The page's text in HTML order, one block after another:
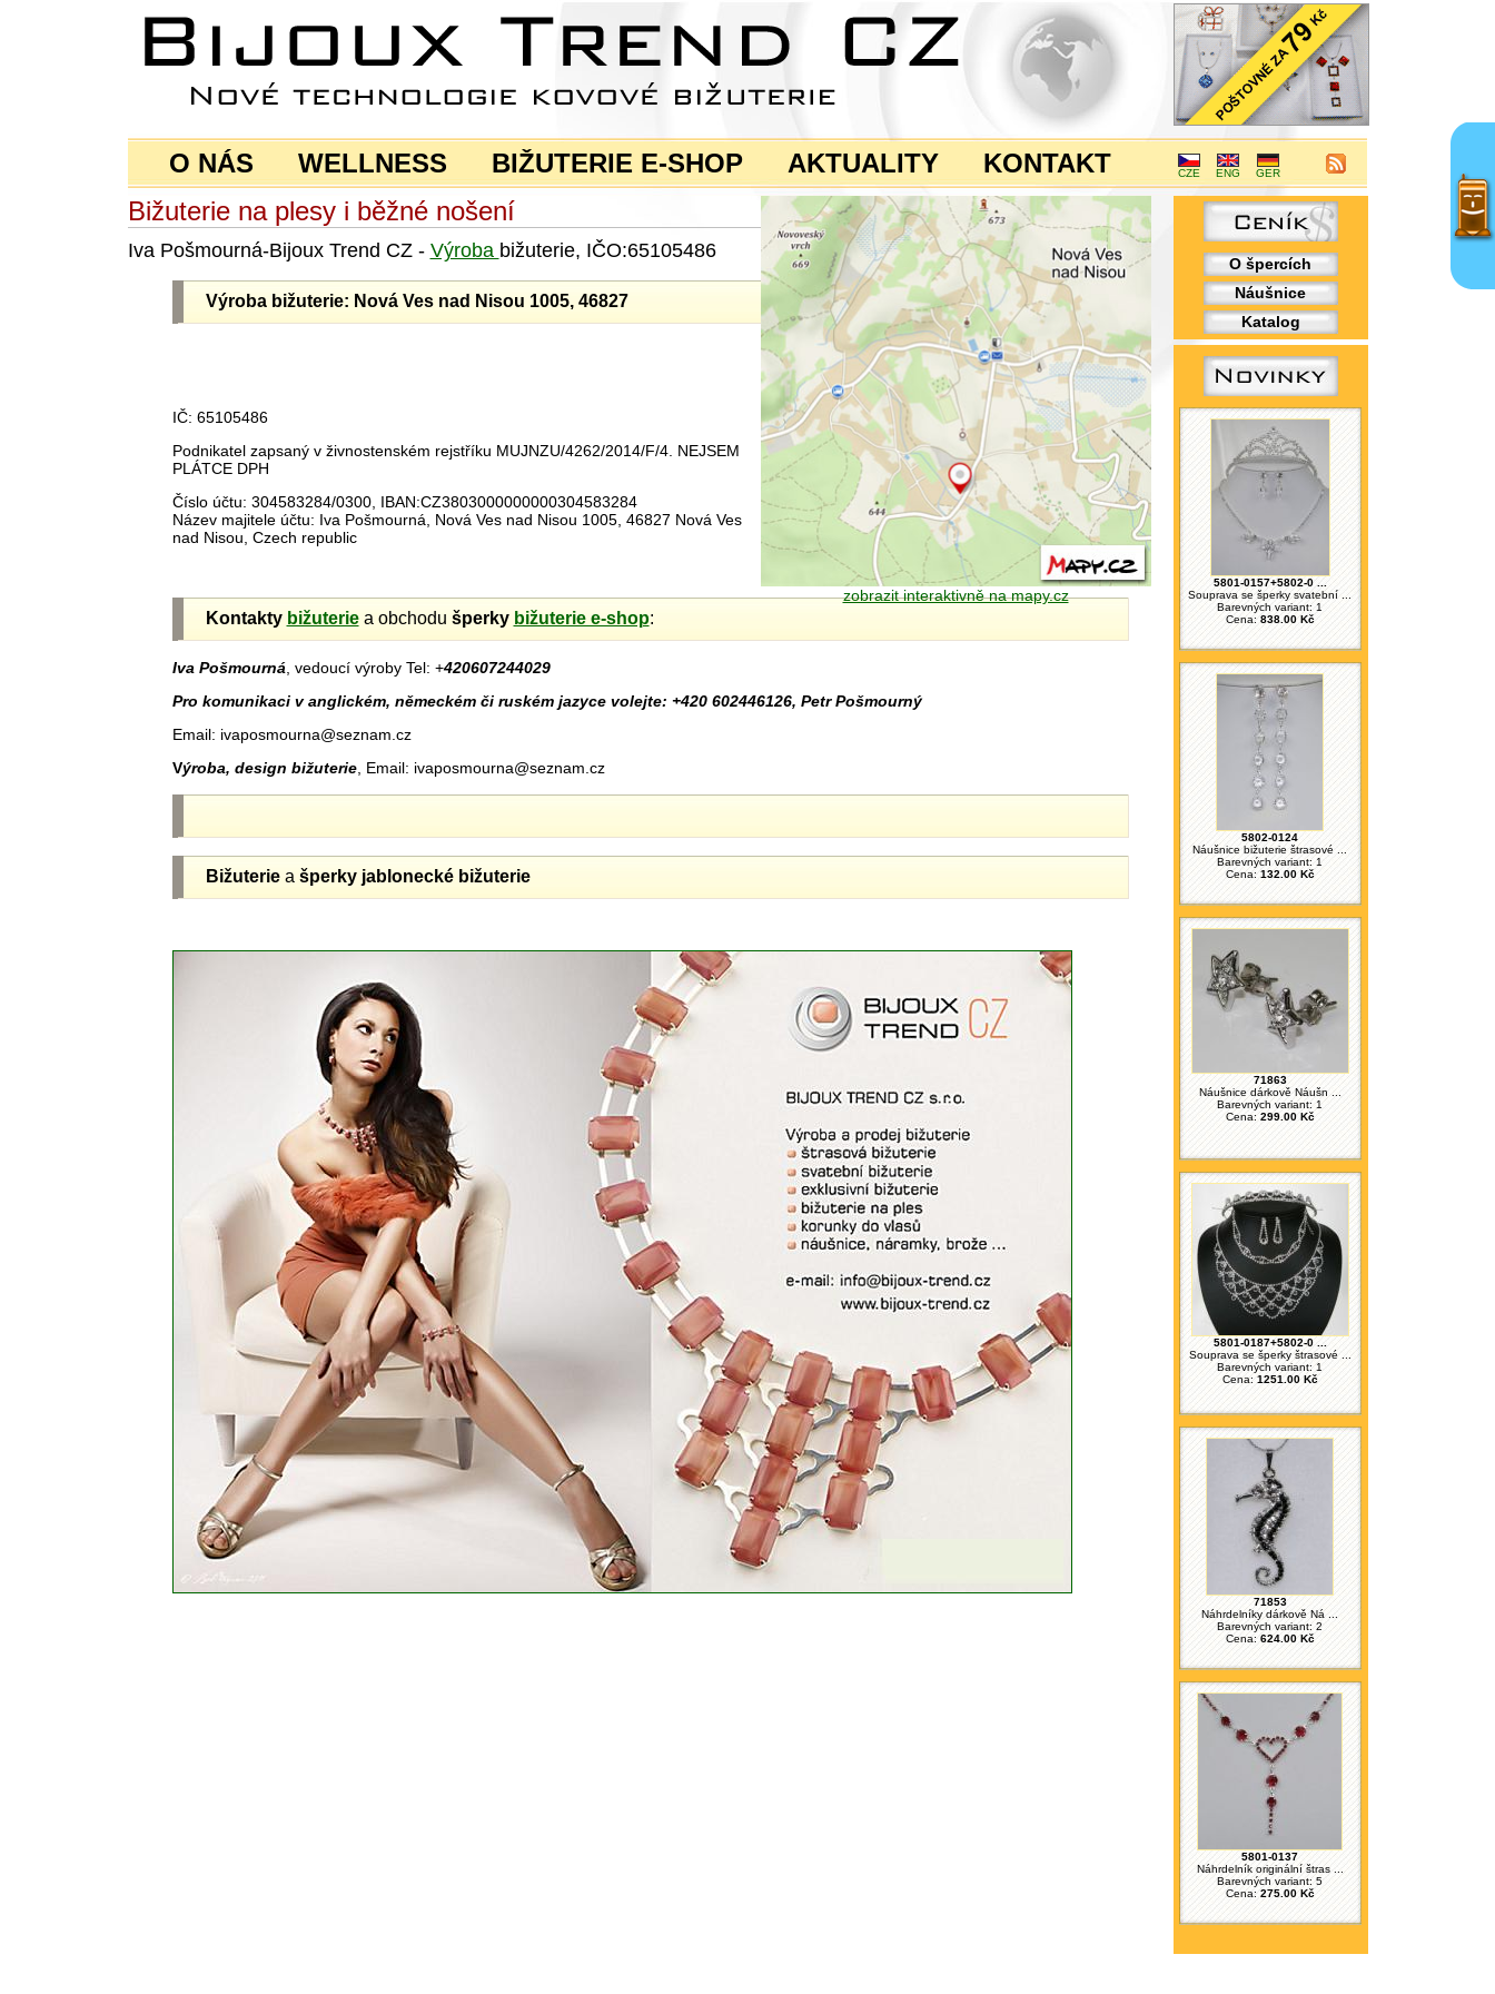
CZE ENG GER
O NÁS WELLNESS BIŽUTERIE E-SHOP AKTUALITY KONTAKT
O špercích
Náušnice
Katalog
5801-0157+5802-0 ...
Souprava se šperky svatební ...
Barevných variant: 1
Cena: 838.00 Kč
5802-0124
Náušnice bižuterie štrasové ...
Barevných variant: 1
Cena: 132.00 Kč
71863
Náušnice dárkově Náušn ...
Barevných variant: 1
Cena:299.00 Kč
5801-0187+5802-0 ...
Souprava se šperky štrasové ...
Barevných variant: 1
Cena: 1251.00 Kč
71853
Náhrdelníky dárkově Ná ...
Barevných variant: 2
Cena: 624.00 Kč
5801-0137
Náhrdelník originální štras ...
Barevných variant: 5
Cena: 275.00 Kč
zobrazit interaktivně na mapy.cz
Bižuterie na plesy i běžné nošení
Iva Pošmourná-Bijoux Trend CZ - Výroba bižuterie, IČO:65105486
Výroba bižuterie: Nová Ves nad Nisou 1005, 46827
IČ: 65105486
Podnikatel zapsaný v živnostenském rejstříku MUJNZU/4262/2014/F/4. NEJSEM
PLÁTCE DPH
Číslo účtu: 304583284/0300, IBAN:CZ3803000000000304583284
Název majitele účtu: Iva Pošmourná, Nová Ves nad Nisou 1005, 46827 Nová Ves
nad Nisou, Czech republic
Kontakty bižuteriea obchodu šperky bižuterie e-shop:
Iva Pošmourná, vedoucí výroby Tel: +420607244029
Pro komunikaci v anglickém, německém či ruském jazyce volejte: +420 602446126, Petr Pošmourný
Email: ivaposmourna@seznam.cz
Výroba, design bižuterie, Email: ivaposmourna@seznam.cz
Bižuteriea šperky jablonecké bižuterie